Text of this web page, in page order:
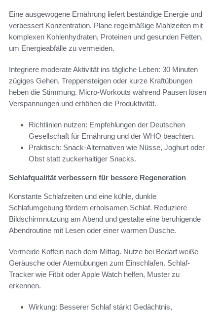
Eine ausgewogene Ernährung liefert beständige Energie und
verbessert Konzentration. Plane regelmäßige Mahlzeiten mit
komplexen Kohlenhydraten, Proteinen und gesunden Fetten,
um Energieabfälle zu vermeiden.
Integriere moderate Aktivität ins tägliche Leben: 30 Minuten
zügiges Gehen, Treppensteigen oder kurze Kraftübungen
heben die Stimmung. Micro-Workouts während Pausen lösen
Verspannungen und erhöhen die Produktivität.
Richtlinien nutzen: Empfehlungen der Deutschen
Gesellschaft für Ernährung und der WHO beachten.
Praktisch: Snack-Alternativen wie Nüsse, Joghurt oder
Obst statt zuckerhaltiger Snacks.
Schlafqualität verbessern für bessere Regeneration
Konstante Schlafzeiten und eine kühle, dunkle
Schlafumgebung fördern erholsamen Schlaf. Reduziere
Bildschirmnutzung am Abend und gestalte eine beruhigende
Abendroutine mit Lesen oder einer warmen Dusche.
Vermeide Koffein nach dem Mittag. Nutze bei Bedarf weiße
Geräusche oder Atemübungen zum Einschlafen. Schlaf-
Tracker wie Fitbit oder Apple Watch helfen, Muster zu
erkennen.
Wirkung: Besserer Schlaf stärkt Gedächtnis,